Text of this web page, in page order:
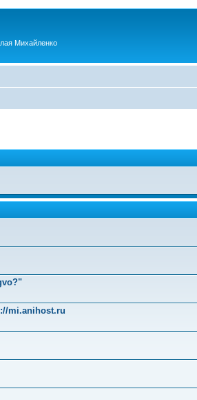
Михайленко
mi.anihost.ru